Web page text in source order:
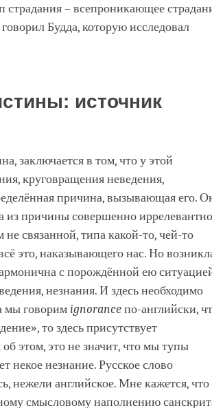
страдания – всепроникающее
Будда, которую исследовал
источник
заключается в том, что у этой
круговращения неведения,
причина, вызывающая его.
из причины совершенно
связанной, типа какой-то, чей-то
это, наказывающего нас. Но
с порождённой ею
незнания. И здесь необходимо
мы говоримignoranceпо-английски,
то здесь присутствует
этом, это не значит, что мы тупы
некое незнание. Русское слово
нежели английское. Мне кажется, что
смысловому наполнению